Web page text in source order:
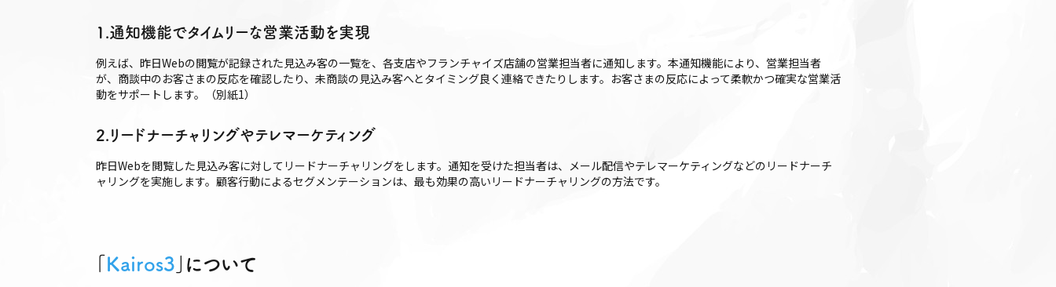
1.通知機能でタイムリーな営業活動を実現
例えば、昨日Webの閲覧が記録された見込み客の一覧を、各支店やフランチャイズ店舗の営業担当者に通知します。本通知機能により、営業担当者
が、商談中のお客さまの反応を確認したり、未商談の見込み客へとタイミング良く連絡できたりします。お客さまの反応によって柔軟かつ確実な営業活
動をサポートします。（別紙1）
2.リードナーチャリングやテレマーケティング
昨日Webを閲覧した見込み客に対してリードナーチャリングをします。通知を受けた担当者は、メール配信やテレマーケティングなどのリードナーチ
ャリングを実施します。顧客行動によるセグメンテーションは、最も効果の高いリードナーチャリングの方法です。
｢ Kairos3 ｣について